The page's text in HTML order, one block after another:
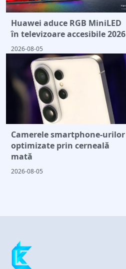
Huawei aduce RGB MiniLED
în televizoare accesibile 2026
2026-08-05
Camerele smartphone-urilor
optimizate prin cerneală
mată
2026-08-05